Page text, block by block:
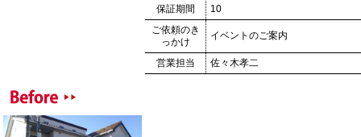
保証期間
10
ご依頼のき
っかけ
イベントのご案内
営業担当 佐々木孝二